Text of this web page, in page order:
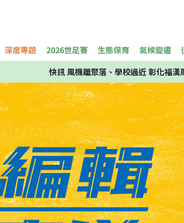
深度專題 2026世足賽 生態保育 氣候變遷
快訊風機離聚落、學校過近 彰化福